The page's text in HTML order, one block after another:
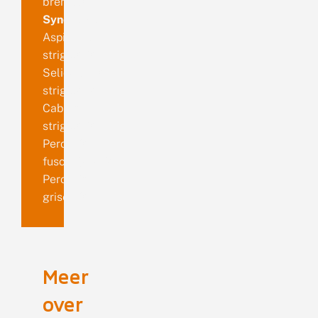
Synoniemen
Aspilates
strigillaria
Selidosema
strigillaria
Cabera
strigillaria
Perconia
fuscosignaria
Perconia
grisearia
Meer
over